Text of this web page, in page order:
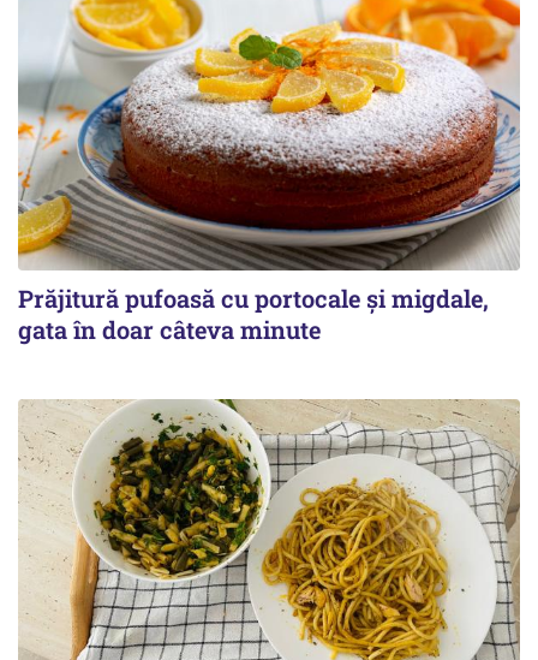
Prăjitură pufoasă cu portocale și migdale,
gata în doar câteva minute